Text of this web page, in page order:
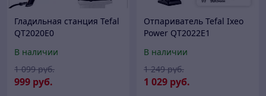
Гладильная станция Tefal
QT2020E0
В наличии
999 руб.
1 099 руб.
Отпариватель Tefal Ixeo
Power QT2022E1
В наличии
1 029 руб.
1 249 руб.